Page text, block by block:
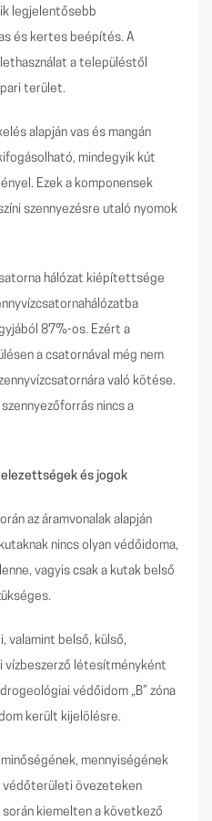
legjelentősebb
és kertes beépítés. A
a településtől
terület.
alapján vas és mangán
mindegyik kút
Ezek a komponensek
szennyezésre utaló nyomok
hálózat kiépítettsége
87%-os. Ezért a
a csatornával még nem
való kötése.
nincs a
és jogok
az áramvonalak alapján
nincs olyan védőidoma,
vagyis csak a kutak belső
valamint belső, külső,
vízbeszerző létesítményként
védőidom „B” zóna
került kijelölésre.
mennyiségének
védőterületi övezeteken
kiemelten a következő